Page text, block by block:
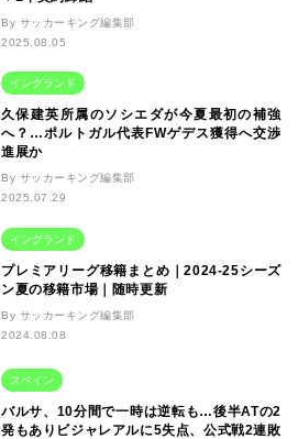
By サッカーキング編集部
2025.08.05
イングランド
久保建英所属のソシエダが今夏最初の補強
へ？…ポルトガル代表FWゲデス獲得へ交渉
進展か
By サッカーキング編集部
2025.07.29
イングランド
プレミアリーグ移籍まとめ｜2024-25シーズ
ン夏の移籍市場｜随時更新
By サッカーキング編集部
2024.08.08
スペイン
バルサ、10分間で一時は逆転も…後半ATの2
発もありビジャレアルに5失点、公式戦2連敗